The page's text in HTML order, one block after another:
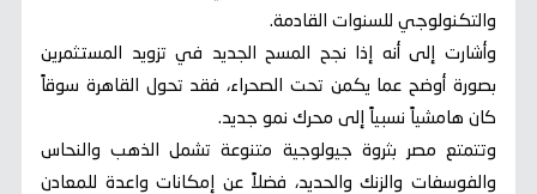
والتكنولوجي للسنوات القادمة.
وأشارت إلى أنه إذا نجح المسح الجديد في تزويد المستثمرين
بصورة أوضح عما يكمن تحت الصحراء، فقد تحول القاهرة سوقاً
كان هامشياً نسبياً إلى محرك نمو جديد.
وتتمتع مصر بثروة جيولوجية متنوعة تشمل الذهب والنحاس
والفوسفات والزنك والحديد، فضلاً عن إمكانات واعدة للمعادن